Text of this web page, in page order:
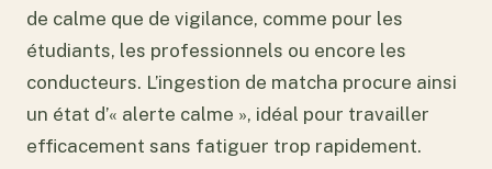
de calme que de vigilance, comme pour les
étudiants, les professionnels ou encore les
conducteurs. L’ingestion de matcha procure ainsi
un état d’« alerte calme », idéal pour travailler
efficacement sans fatiguer trop rapidement.